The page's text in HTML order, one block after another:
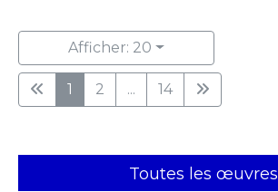
Afficher: 20
1 2 ... 14
Toutes les œuvres